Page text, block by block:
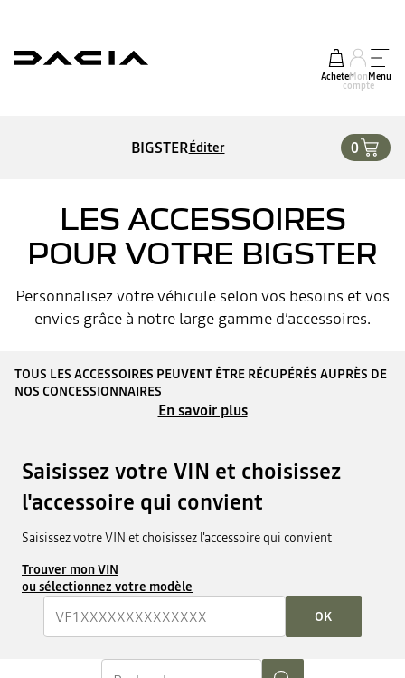
AcheterMon
compte
Menu
BIGSTERÉditer 0
LES ACCESSOIRES
POUR VOTRE BIGSTER
Personnalisez votre véhicule selon vos besoins et vos
envies grâce à notre large gamme d’accessoires.
TOUS LES ACCESSOIRES PEUVENT ÊTRE RÉCUPÉRÉS AUPRÈS DE
NOS CONCESSIONNAIRES
En savoir plus
Saisissez votre VIN et choisissez
l'accessoire qui convient
Saisissez votre VIN et choisissez l'accessoire qui convient
Trouver mon VIN
ou sélectionnez votre modèle
OK